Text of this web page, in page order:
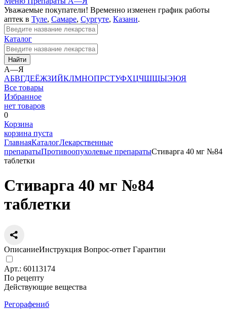
Уважаемые покупатели! Временно изменен график работы
аптек в Туле, Самаре, Сургуте, Казани.
Каталог
Найти
А—Я
АБВГДЕЁЖЗИЙКЛМНОПРСТУФХЦЧШЩЫЭЮЯ
Все товары
Избранное
нет товаров
0
Корзина
корзина пуста
ГлавнаяКаталогЛекарственные
препаратыПротивоопухолевые препаратыСтиварга 40 мг №84
таблетки
Стиварга 40 мг №84
таблетки
ОписаниеИнструкция Вопрос-ответ Гарантии
Арт.: 60113174
По рецепту
Действующие вещества
Регорафениб